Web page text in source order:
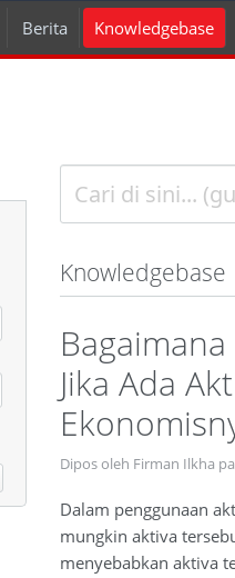
Berita Knowledgebase
Knowledgebase
Jika Ada
Dipos oleh Firman Ilkha
Dalam penggunaan
mungkin aktiva
menyebabkan aktiva